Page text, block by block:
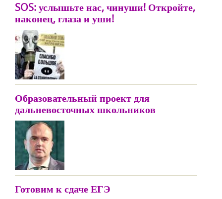
SOS: услышьте нас, чинуши! Откройте,
наконец, глаза и уши!
Образовательный проект для
дальневосточных школьников
Готовим к сдаче ЕГЭ